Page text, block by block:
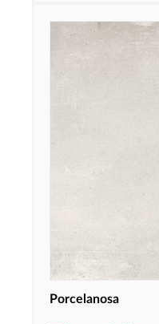
Porcelanosa